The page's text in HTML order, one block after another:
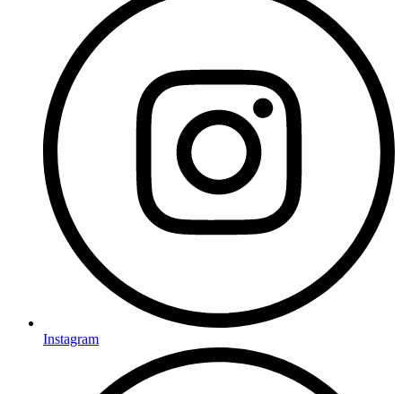
Instagram